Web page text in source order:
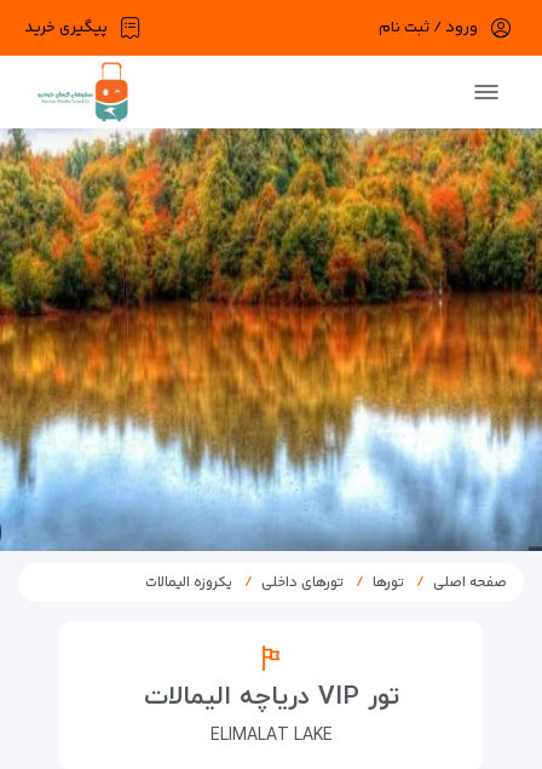
پیگیری خرید ورود / ثبت نام
صفحه اصلی تورها تورهای داخلی یکروزه الیمالات
تور VIP دریاچه الیمالات
ELIMALAT LAKE